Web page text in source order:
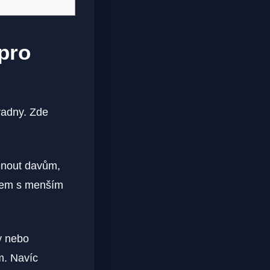
Zde
davům,
s menším
nebo
Navíc